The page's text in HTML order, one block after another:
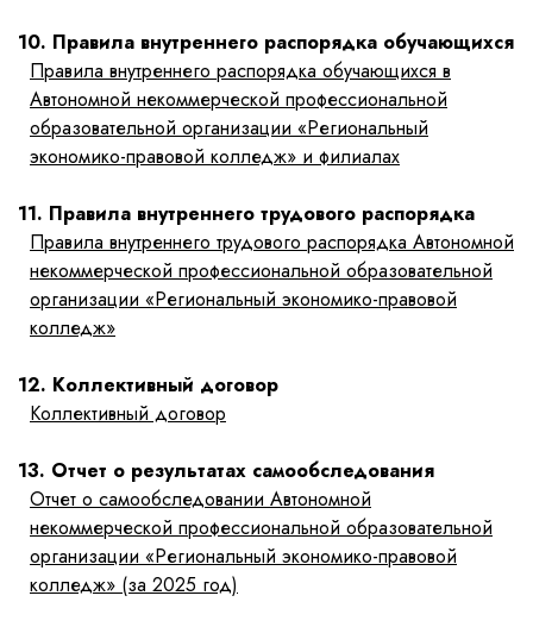
10. Правила внутреннего распорядка обучающихся
Правила внутреннего распорядка обучающихся в
Автономной некоммерческой профессиональной
образовательной организации «Региональный
экономико-правовой колледж» и филиалах
11. Правила внутреннего трудового распорядка
Правила внутреннего трудового распорядка Автономной
некоммерческой профессиональной образовательной
организации «Региональный экономико-правовой
колледж»
12. Коллективный договор
Коллективный договор
13. Отчет о результатах самообследования
Отчет о самообследовании Автономной
некоммерческой профессиональной образовательной
организации «Региональный экономико-правовой
колледж» (за 2025 год)